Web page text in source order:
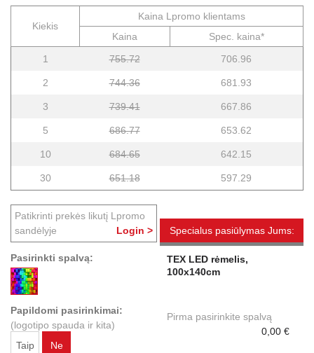
Kiekis
Kaina Lpromo klientams
Kaina
Spec. kaina*
1
755.72 706.96
2 744.36 681.93
3 739.41 667.86
5 686.77 653.62
10 684.65 642.15
30 651.18 597.29
Patikrinti prekės likutį Lpromo
sandėlyje
Login >
Pasirinkti spalvą:
Papildomi pasirinkimai:
(logotipo spauda ir kita)
Taip
Ne
Specialus pasiūlymas Jums:
TEX LED rėmelis,
100x140cm
Pirma pasirinkite spalvą
0,00 €